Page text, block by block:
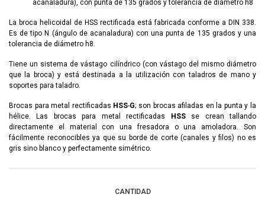
acanaladura), con punta de 135 grados y tolerancia de diámetro h8
La broca helicoidal de HSS rectificada está fabricada conforme a DIN 338.
Es de tipo N (ángulo de acanaladura) con una punta de 135 grados y una
tolerancia de diámetro h8.
Tiene un sistema de vástago cilíndrico (con vástago del mismo diámetro
que la broca) y está destinada a la utilización con taladros de mano y
soportes para taladro.
Brocas para metal rectificadas HSS-G; son brocas afiladas en la punta y la
hélice. Las brocas para metal rectificadas
HSSse crean tallando
directamente el material con una fresadora o una amoladora. Son
fácilmente reconocibles ya que su borde de corte (canales y filos) no es
gris sino blanco y perfectamente simétrico.
CANTIDAD